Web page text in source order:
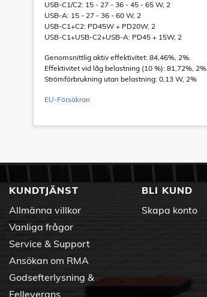
USB-C1/C2: 15 - 27 - 36 - 45 - 65 W, 2
USB-A: 15 - 27 - 36 - 60 W, 2
USB-C1+C2: PD45W + PD20W, 2
USB-C1+USB-C2+USB-A: PD45 + 15W, 2
Genomsnittlig aktiv effektivitet: 84,46%, 2%.
Effektivitet vid låg belastning (10 %): 81,72%, 2%
Strömförbrukning utan belastning: 0,13 W, 2%
EU-Försäkran
KUNDTJÄNST
Allmänna villkor
Vanliga frågor
Service & Support
Ansökan om RMA
Godsefterlysning &
Felleverans
BLI KUND
Skapa konto